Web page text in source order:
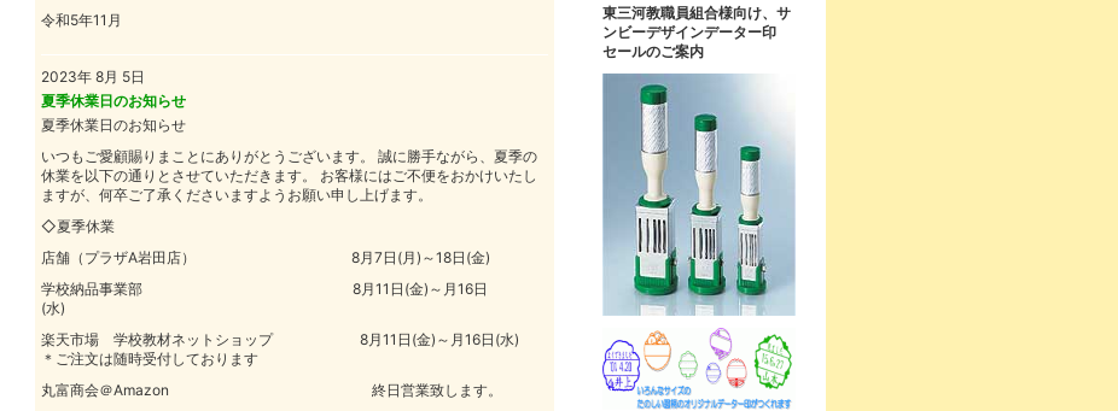
令和5年11月
2023年 8月 5日
夏季休業日のお知らせ
夏季休業日のお知らせ
いつもご愛顧賜りまことにありがとうございます。 誠に勝手ながら、夏季の
休業を以下の通りとさせていただきます。 お客様にはご不便をおかけいたし
ますが、何卒ご了承くださいますようお願い申し上げます。
◇夏季休業
店舗（プラザA岩田店） 8月7日(月)～18日(金)
学校納品事業部 8月11日(金)～月16日
(水)
楽天市場 学校教材ネットショップ 8月11日(金)～月16日(水)
＊ご注文は随時受付しております
丸富商会＠Amazon 終日営業致します。
東三河教職員組合様向け、サ
ンビーデザインデーター印
セールのご案内